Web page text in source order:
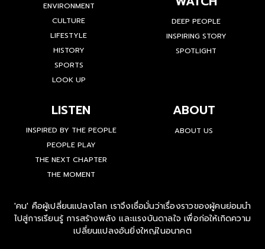
ENVIRONMENT
CULTURE
LIFESTYLE
HISTORY
SPORTS
LOOK UP
DEEP PEOPLE
INSPIRING STORY
SPOTLIGHT
LISTEN
INSPIRED BY THE PEOPLE
PEOPLE PLAY
THE NEXT CHAPTER
THE MOMENT
ABOUT
ABOUT US
'คน' คือผู้เปลี่ยนแปลงโลก เราจึงเชื่อมั่นว่าเรื่องราวของผู้คนย่อมนำ
ไปสู่การเรียนรู้ การสร้างพลัง และแรงบันดาลใจ เพื่อก่อให้เกิดความ
เปลี่ยนแปลงอันยิ่งใหญ่ในอนาคต